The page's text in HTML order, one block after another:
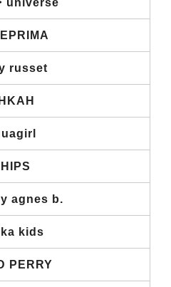
universe
russet
agnes b.
kids
PERRY